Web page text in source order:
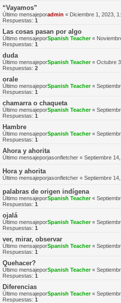
“Vayamos”
Último mensajeporadmin « Diciembre 1, 2023,
Respuestas: 1
Las cosas pasan por algo
Último mensajeporSpanish Teacher«
Respuestas: 1
duda
Último mensajeporSpanish Teacher« Octubre
Respuestas: 2
orale
Último mensajeporSpanish Teacher«
Respuestas: 1
chamarra o chaqueta
Último mensajeporSpanish Teacher«
Respuestas: 1
Hambre
Último mensajeporSpanish Teacher«
Respuestas: 1
Ahora y ahorita
Último mensajeporjasonfletcher « Septiembre
Hora y ahorita
Último mensajeporjasonfletcher « Septiembre
palabras de origen indígena
Último mensajeporSpanish Teacher«
Respuestas: 1
ojalá
Último mensajeporSpanish Teacher«
Respuestas: 1
ver, mirar, observar
Último mensajeporSpanish Teacher«
Respuestas: 1
Quehacer?
Último mensajeporSpanish Teacher«
Respuestas: 1
Diferencias
Último mensajeporSpanish Teacher«
Respuestas: 1